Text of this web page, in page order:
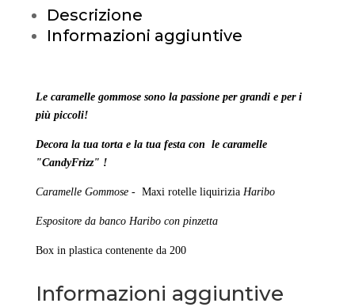
Descrizione
Informazioni aggiuntive
Le caramelle gommose sono la passione per grandi e per i
più piccoli!
Decora la tua torta e la tua festa con le caramelle
"CandyFrizz" !
Caramelle Gommose - Maxi rotelle liquirizia Haribo
Espositore da banco Haribo con pinzetta
Box in plastica contenente da 200
Informazioni aggiuntive